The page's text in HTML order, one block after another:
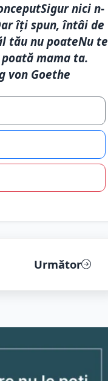
nici n-
îţi spun, întâi de
tău nu poateNu te
mama ta.
von Goethe
Următor